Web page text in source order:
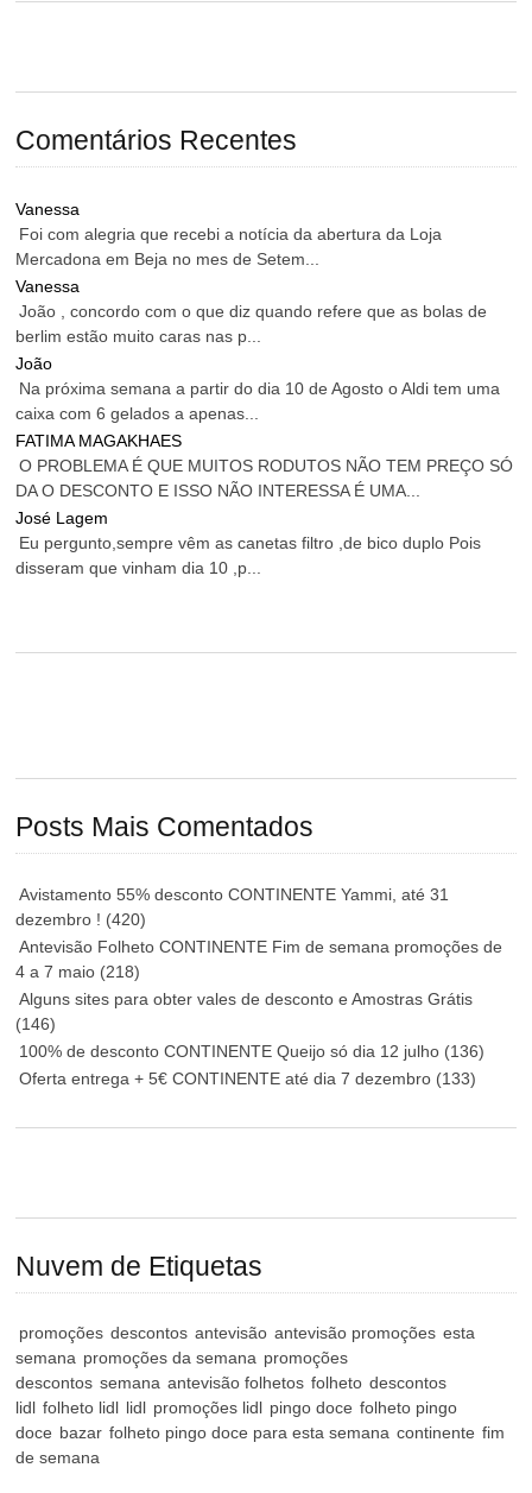
Comentários Recentes
Vanessa
Foi com alegria que recebi a notícia da abertura da Loja
Mercadona em Beja no mes de Setem...
Vanessa
João , concordo com o que diz quando refere que as bolas de
berlim estão muito caras nas p...
João
Na próxima semana a partir do dia 10 de Agosto o Aldi tem uma
caixa com 6 gelados a apenas...
FATIMA MAGAKHAES
O PROBLEMA É QUE MUITOS RODUTOS NÃO TEM PREÇO SÓ
DA O DESCONTO E ISSO NÃO INTERESSA É UMA...
José Lagem
Eu pergunto,sempre vêm as canetas filtro ,de bico duplo Pois
disseram que vinham dia 10 ,p...
Posts Mais Comentados
Avistamento 55% desconto CONTINENTE Yammi, até 31
dezembro ! (420)
Antevisão Folheto CONTINENTE Fim de semana promoções de
4 a 7 maio (218)
Alguns sites para obter vales de desconto e Amostras Grátis
(146)
100% de desconto CONTINENTE Queijo só dia 12 julho (136)
Oferta entrega + 5€ CONTINENTE até dia 7 dezembro (133)
Nuvem de Etiquetas
promoções descontos antevisão antevisão promoções esta
semana promoções da semana promoções
descontos semana antevisão folhetos folheto descontos
lidl folheto lidl lidl promoções lidl pingo doce folheto pingo
doce bazar folheto pingo doce para esta semana continente fim
de semana